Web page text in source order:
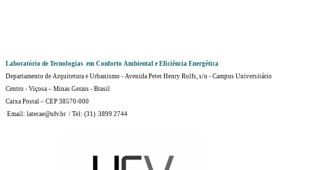
Laboratório de Tecnologias em Conforto Ambiental e Eficiência Energética
Departamento de Arquitetura e Urbanismo - Avenida Peter Henry Rolfs, s/n - Campus Universitário
Centro - Viçosa – Minas Gerais - Brasil
Caixa Postal – CEP 38570-000
Email: latecae@ufv.br / Tel: (31) 3899 2744